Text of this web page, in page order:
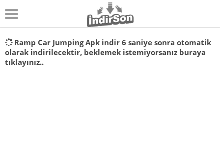
Android
Pc Oyunları
Ramp Car Jumping Apk indir 5 saniye sonra otomatik
olarak indirilecektir, beklemek istemiyorsanız buraya
tıklayınız..